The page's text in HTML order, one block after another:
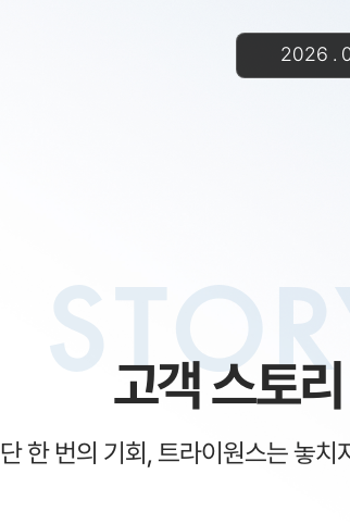
2026 .
고객 스토리
단 한 번의 기회, 트라이원스는 놓치